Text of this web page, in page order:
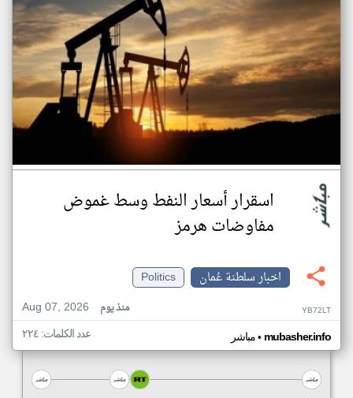
اسقرار أسعار النفط وسط غموض
مفاوضات هرمز
اخبار سلطنة عُمان
Politics
Aug 07, 2026
منذ يوم YB72LT
مباشر• mubasher.info عدد الكلمات: ٢٢٤